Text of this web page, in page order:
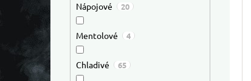
Nápojové 20
Mentolové 4
Chladivé 65